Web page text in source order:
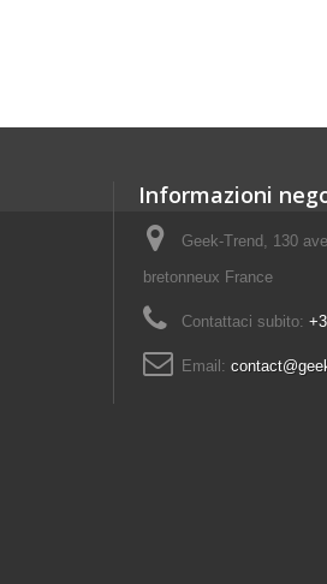
Informazioni
Geek-Trend, 130
bretonneux France
Contattaci subito:
Email: